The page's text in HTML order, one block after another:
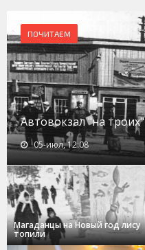
ПОЧИТАЕМ
Автовокзал "на троих"
05-июл, 12:08
Магаданцы на Новый год лису
топили